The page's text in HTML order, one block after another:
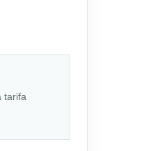
tarifa